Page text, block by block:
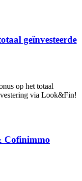
geïnvesteerde
op het totaal
via Look&Fin!
Cofinimmo